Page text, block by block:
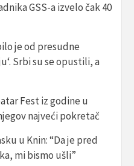
GSS-a izvelo čak 40
je od presudne
Srbi su se opustili, a
Fest iz godine u
najveći pokretač
u Knin: “Da je pred
mi bismo ušli”